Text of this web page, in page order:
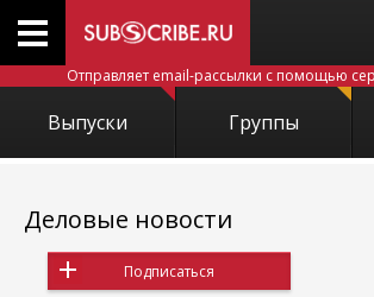
Отправляет email-рассылки с помощью
Выпуски Группы
Деловые новости
Подписаться